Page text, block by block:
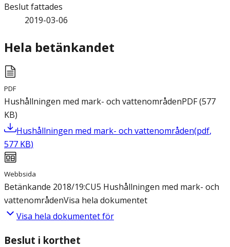
Beslut fattades
2019-03-06
Hela betänkandet
PDF
Hushållningen med mark- och vattenområdenPDF(577
KB)
Hushållningen med mark- och vattenområden(pdf,
577 KB)
Webbsida
Betänkande 2018/19:CU5 Hushållningen med mark- och
vattenområdenVisa hela dokumentet
Visa hela dokumentet för
Beslut i korthet